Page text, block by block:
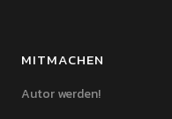
MITMACHEN
Autor werden!